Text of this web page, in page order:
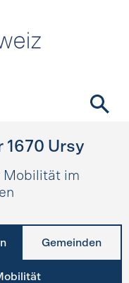
1670 Ursy
Mobilität im
Gemeinden